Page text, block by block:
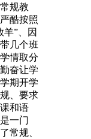
规教
酷按照
”、因
几个班
情取分
奋让学
期开学
、要求
和语
一门
常规、